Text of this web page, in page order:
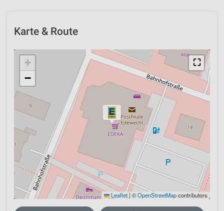
Karte & Route
⛶
+
−
Leaflet | ©OpenStreetMapcontributors